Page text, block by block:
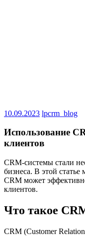
10.09.2023 lpcrm_blog
Использование
клиентов
CRM-системы стали
бизнеса. В этой
CRM может
клиентов.
Что такое
CRM (Customer